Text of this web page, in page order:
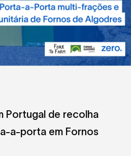
Portugal de recolha
a-porta em Fornos